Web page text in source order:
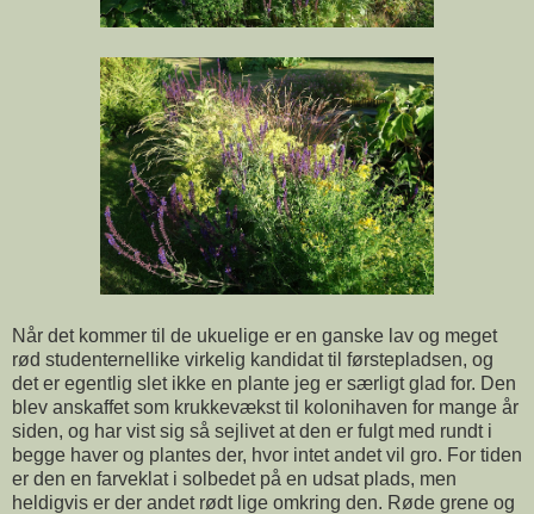
Når det kommer til de ukuelige er en ganske lav og meget
rød studenternellike virkelig kandidat til førstepladsen, og
det er egentlig slet ikke en plante jeg er særligt glad for. Den
blev anskaffet som krukkevækst til kolonihaven for mange år
siden, og har vist sig så sejlivet at den er fulgt med rundt i
begge haver og plantes der, hvor intet andet vil gro. For tiden
er den en farveklat i solbedet på en udsat plads, men
heldigvis er der andet rødt lige omkring den. Røde grene og